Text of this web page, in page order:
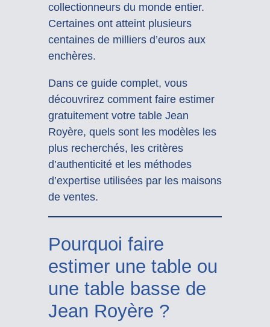
collectionneurs du monde entier.
Certaines ont atteint plusieurs
centaines de milliers d’euros aux
enchères.
Dans ce guide complet, vous
découvrirez comment faire estimer
gratuitement votre table Jean
Royère, quels sont les modèles les
plus recherchés, les critères
d’authenticité et les méthodes
d’expertise utilisées par les maisons
de ventes.
Pourquoi faire
estimer une table ou
une table basse de
Jean Royère ?